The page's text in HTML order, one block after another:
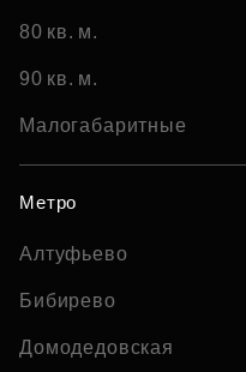
80 кв. м.
90 кв. м.
Малогабаритные
Метро
Алтуфьево
Бибирево
Домодедовская